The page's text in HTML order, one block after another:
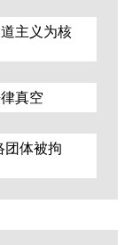
主义为核
真空
团体被拘